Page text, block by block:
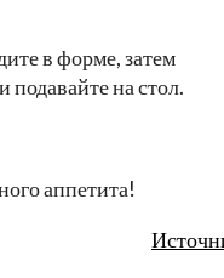
в форме, затем
подавайте на стол.
аппетита!